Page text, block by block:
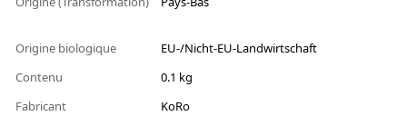
Origine biologique
EU-/Nicht-EU-Landwirtschaft
Contenu
0.1 kg
Fabricant
KoRo